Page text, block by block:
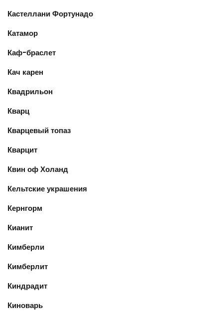
Кастеллани Фортунадо
Катамор
Каф-браслет
Кач карен
Квадрильон
Кварц
Кварцевый топаз
Кварцит
Квин оф Холанд
Кельтские украшения
Кернгорм
Кианит
Кимберли
Кимберлит
Киндрадит
Киноварь